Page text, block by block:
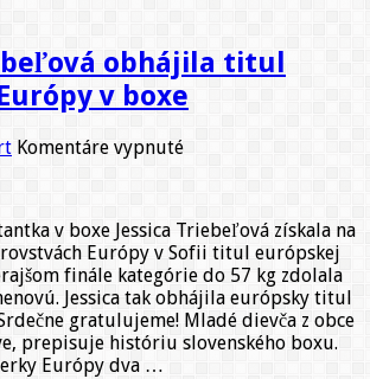
obhájila titul
v boxe
Komentáre vypnuténa
titul
Majsterky
Európy
v
boxe
v boxe Jessica Triebeľová získala na
Európy v Sofii titul európskej
finále kategórie do 57 kg zdolala
Jessica tak obhájila európsky titul
gratulujeme! Mladé dievča z obce
prepisuje históriu slovenského boxu.
Európy dva …